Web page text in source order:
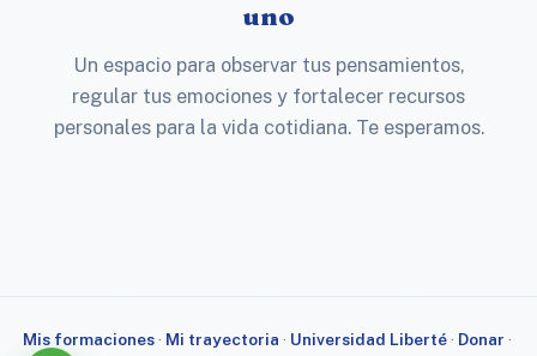
uno
Un espacio para observar tus pensamientos,
regular tus emociones y fortalecer recursos
personales para la vida cotidiana. Te esperamos.
Mis formaciones· Mi trayectoria · Universidad Liberté· Donar ·